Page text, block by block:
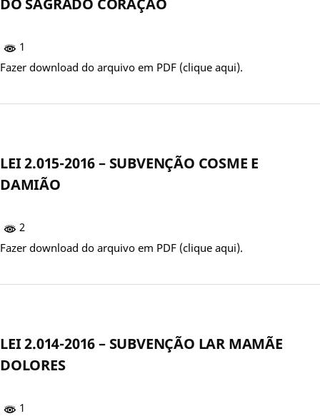
DO SAGRADO CORAÇÃO
1
Fazer download do arquivo em PDF (clique aqui).
LEI 2.015-2016 – SUBVENÇÃO COSME E
DAMIÃO
2
Fazer download do arquivo em PDF (clique aqui).
LEI 2.014-2016 – SUBVENÇÃO LAR MAMÃE
DOLORES
1